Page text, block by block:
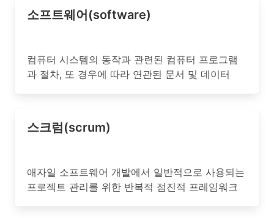
소프트웨어(software)
컴퓨터 시스템의 동작과 관련된 컴퓨터 프로그램
과 절차, 또 경우에 따라 연관된 문서 및 데이터
스크럼(scrum)
애자일 소프트웨어 개발에서 일반적으로 사용되는
프로젝트 관리를 위한 반복적 점진적 프레임워크